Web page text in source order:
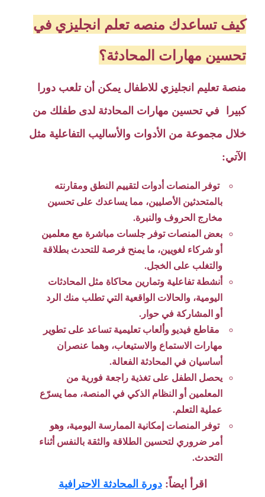
كيف تساعدك منصه تعلم انجليزي في
تحسين مهارات المحادثة؟
منصة تعليم انجليزي للاطفال يمكن أن تلعب دورا
كبيرا في تحسين مهارات المحادثة لدى طفلك من
خلال مجموعة من الأدوات والأساليب التفاعلية مثل
الآتي:
توفر المنصات أدوات لتقييم النطق ومقارنته
بالمتحدثين الأصليين، مما يساعدك على تحسين
مخارج الحروف والنبرة.
بعض المنصات توفر جلسات مباشرة مع معلمين
أو شركاء لغويين، ما يمنح فرصة للتحدث بطلاقة
والتغلب على الخجل.
أنشطة تفاعلية وتمارين محاكاة مثل المحادثات
اليومية، والحالات الواقعية التي تطلب منك الرد
أو المشاركة في حوار.
مقاطع فيديو وألعاب تعليمية تساعد على تطوير
مهارات الاستماع والاستيعاب، وهما عنصران
أساسيان في المحادثة الفعالة.
يحصل الطفل على تغذية راجعة فورية من
المعلمين أو النظام الذكي في المنصة، مما يسرّع
عملية التعلم.
توفر المنصات إمكانية الممارسة اليومية، وهو
أمر ضروري لتحسين الطلاقة والثقة بالنفس أثناء
التحدث.
اقرأ ايضاً:دورة المحادثة الاحترافية